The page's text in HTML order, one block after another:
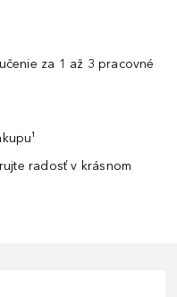
za 1 až 3 pracovné
radosť v krásnom